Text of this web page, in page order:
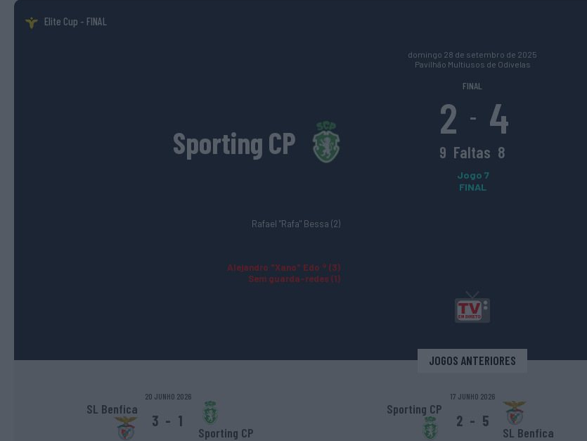
Elite Cup - FINAL
domingo 28 de setembro de 2025
Pavilhão Multiusos de Odivelas
FINAL
Sporting CP 2 - 4
9 Faltas 8
Jogo 7
FINAL
Rafael "Rafa" Bessa (2)
Alejandro "Xano" Edo ® (3)
Sem guarda-redes (1)
JOGOS ANTERIORES
20 JUNHO 2026
SL Benfica
3 - 1
Sporting CP
17 JUNHO 2026
Sporting CP
2 - 5
SL Benfica